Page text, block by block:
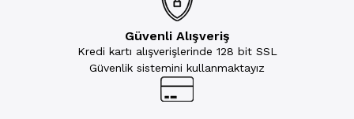
Güvenli Alışveriş
Kredi kartı alışverişlerinde 128 bit SSL
Güvenlik sistemini kullanmaktayız